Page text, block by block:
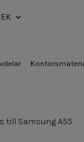
till Samsung A55